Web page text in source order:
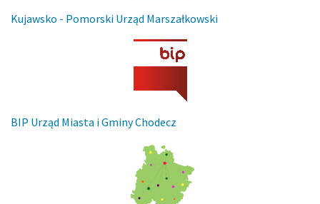
Kujawsko - Pomorski Urząd Marszałkowski
BIP Urząd Miasta i Gminy Chodecz